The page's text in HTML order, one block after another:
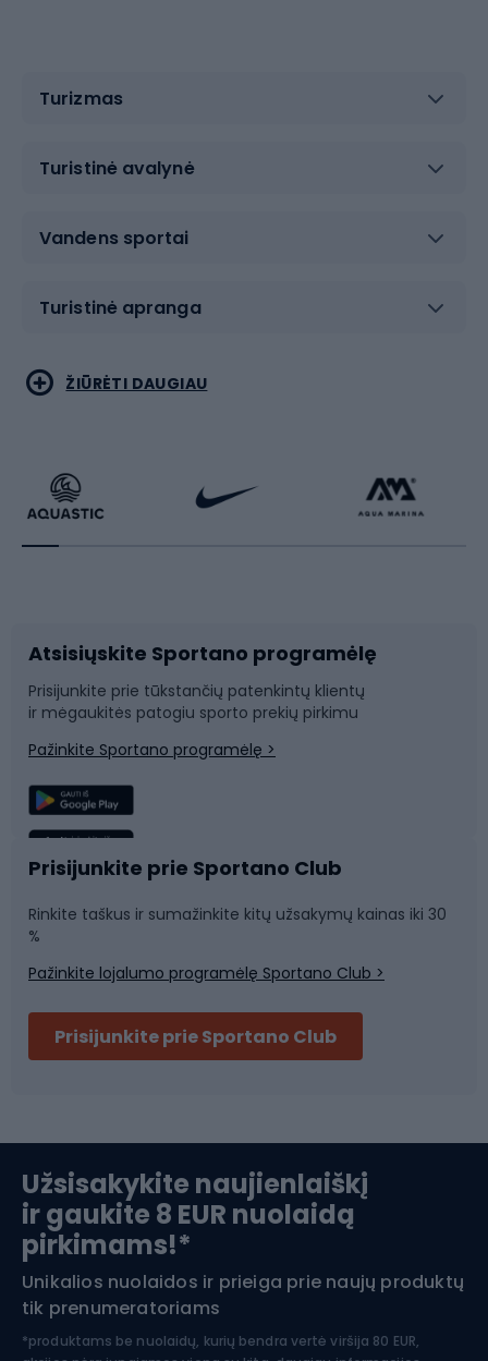
Turizmas
Turistinė avalynė
Vandens sportai
Turistinė apranga
Bėgimas
Dviratininkų apranga
Dviračių dalys
Laipiojimas
Žvejyba
Sportinė medicina
Koviniai sportai
Rakečių sportas
Rogutės ir čiuožynės
Snieglenčių sportas
Plaukimas
Komandinis sportas
Slidinėjimas
Apranga žiemos sportui
Šiaurietiškas ėjimas
ŽIŪRĖTI DAUGIAU
Atsisiųskite Sportano programėlę
Prisijunkite prie tūkstančių patenkintų klientų
ir mėgaukitės patogiu sporto prekių pirkimu
Pažinkite Sportano programėlę >
Prisijunkite prie Sportano Club
Rinkite taškus ir sumažinkite kitų užsakymų kainas iki 30
%
Pažinkite lojalumo programėlę Sportano Club >
Prisijunkite prie Sportano Club
Užsisakykite naujienlaiškį
ir gaukite 8 EUR nuolaidą
pirkimams!*
Unikalios nuolaidos ir prieiga prie naujų produktų
tik prenumeratoriams
*produktams be nuolaidų, kurių bendra vertė viršija 80 EUR,